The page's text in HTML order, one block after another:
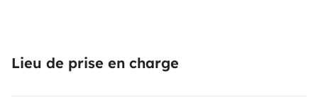
Lieu de prise en charge